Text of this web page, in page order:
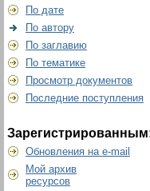
По дате
По автору
По заглавию
По тематике
Просмотр документов
Последние поступления
Обновления на e-mail
Мой архив
ресурсов